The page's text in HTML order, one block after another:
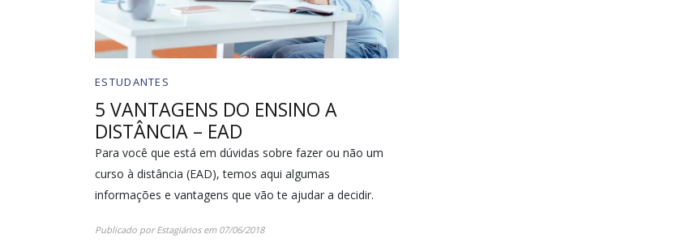
ESTUDANTES
5 VANTAGENS DO ENSINO A
DISTÂNCIA – EAD
Para você que está em dúvidas sobre fazer ou não um
curso à distância (EAD), temos aqui algumas
informações e vantagens que vão te ajudar a decidir.
Publicado porEstagiáriosem 07/06/2018